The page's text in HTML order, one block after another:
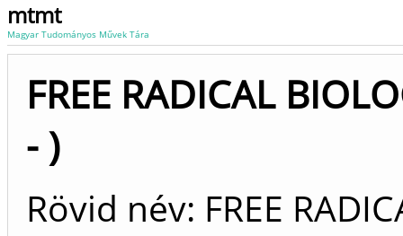
mtmt
Magyar Tudományos Művek Tára
FREE RADICAL
- )
Rövid név: FREE